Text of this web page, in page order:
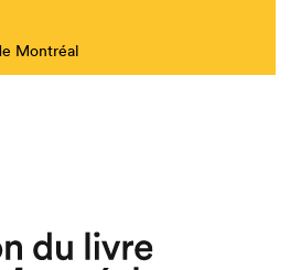
cherchez-vous?
Montréal